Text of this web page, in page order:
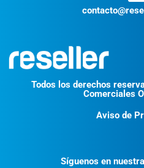
Todos los derechos
Comerciales
Aviso de
Síguenos en